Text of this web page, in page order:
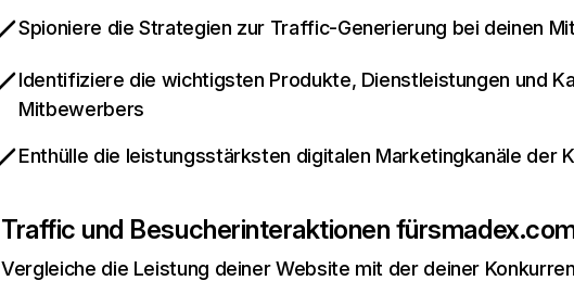
Spioniere die Strategien zur Traffic-Generierung bei deinen
Identifiziere die wichtigsten Produkte, Dienstleistungen und
Mitbewerbers
Enthülle die leistungsstärksten digitalen Marketingkanäle der
Traffic und Besucherinteraktionen für
Vergleiche die Leistung deiner Website mit der deiner